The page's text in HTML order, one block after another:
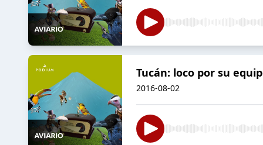
Tucán: loco por su
2016-08-02